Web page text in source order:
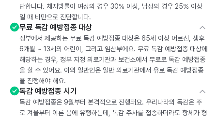
단합니다. 체지방률이 여성의 경우 30% 이상, 남성의 경우 25% 이상
일 때 비만으로 진단합니다.
무료 독감 예방접종 대상
정부에서 제공하는 무료 독감 예방접종 대상은 65세 이상 어르신, 생후
6개월 ~ 13세의 어린이, 그리고 임산부에요. 무료 독감 예방접종 대상에
해당하는 경우, 정부 지정 의료기관과 보건소에서 무료로 독감 예방접종
을 할 수 있어요. 이외 일반인은 일반 의료기관에서 유료 독감 예방접종
을 진행해야 해요.
독감 예방접종 시기
독감 예방접종은 9월부터 본격적으로 진행돼요. 우리나라의 독감은 주
로 겨울부터 이른 봄에 유행하는데, 독감 주사를 접종하더라도 항체가 형